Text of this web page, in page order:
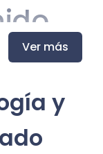
la gestión de la
de
de las
Ver más
y